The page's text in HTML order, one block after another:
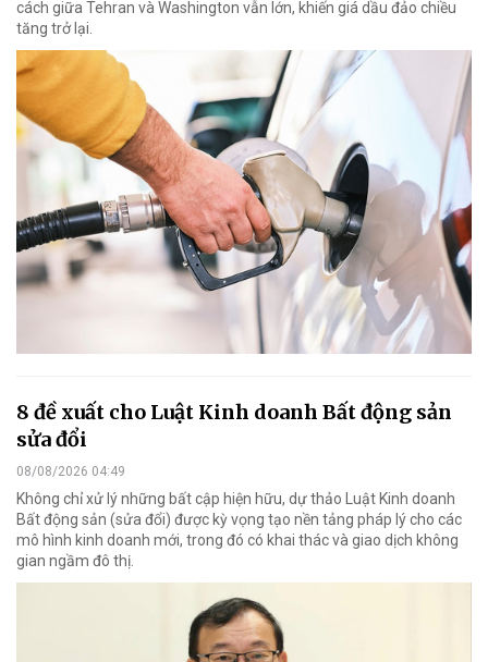
cách giữa Tehran và Washington vẫn lớn, khiến giá dầu đảo chiều
tăng trở lại.
8 đề xuất cho Luật Kinh doanh Bất động sản
sửa đổi
08/08/2026 04:49
Không chỉ xử lý những bất cập hiện hữu, dự thảo Luật Kinh doanh
Bất động sản (sửa đổi) được kỳ vọng tạo nền tảng pháp lý cho các
mô hình kinh doanh mới, trong đó có khai thác và giao dịch không
gian ngầm đô thị.